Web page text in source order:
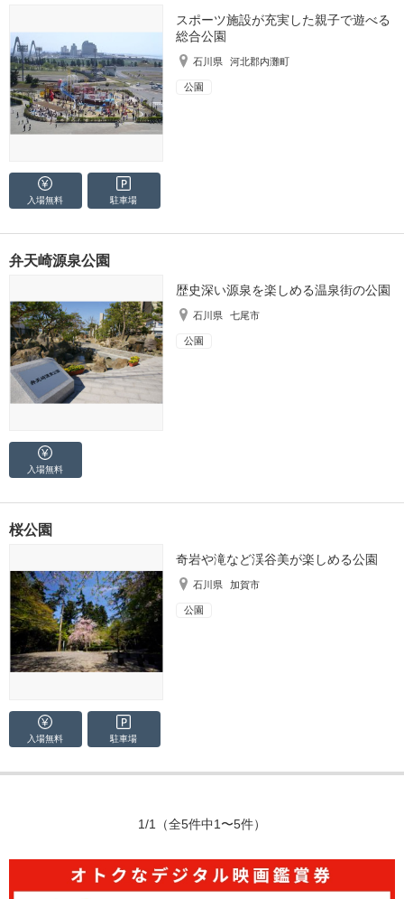
スポーツ施設が充実した親子で遊べる
総合公園
石川県 河北郡内灘町
公園
入場無料 駐車場
弁天崎源泉公園
歴史深い源泉を楽しめる温泉街の公園
石川県 七尾市
公園
入場無料
桜公園
奇岩や滝など渓谷美が楽しめる公園
石川県 加賀市
公園
入場無料 駐車場
1/1 （全5件中1〜5件）